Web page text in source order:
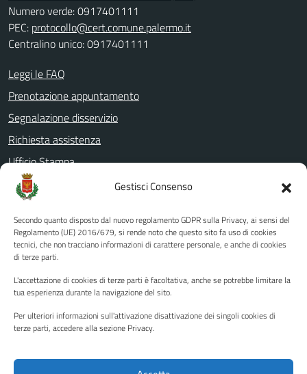
Gestisci Consenso
Secondo quanto disposto dal nuovo regolamento GDPR sulla Privacy, ai sensi del
Regolamento (UE) 2016/679, si rende noto che questo sito fa uso di cookies
tecnici, che non tracciano informazioni di carattere personale, e anche di cookies
di terze parti.
L'accettazione di cookies di terze parti è facoltativa, anche se potrebbe limitare la
tua esperienza durante la navigazione del sito.
Per ulteriori informazioni sull'attivazione disattivazione dei singoli cookies di
terze parti, accedere alla sezione Privacy.
Numero verde: 0917401111
PEC: protocollo@cert.comune.palermo.it
Centralino unico: 0917401111
Leggi le FAQ
Prenotazione appuntamento
Segnalazione disservizio
Richiesta assistenza
Ufficio Stampa
Amministrazione Trasparente
Albo pretorio
Informativa privacy
Note legali
Piano di miglioramento del sito
Instagram